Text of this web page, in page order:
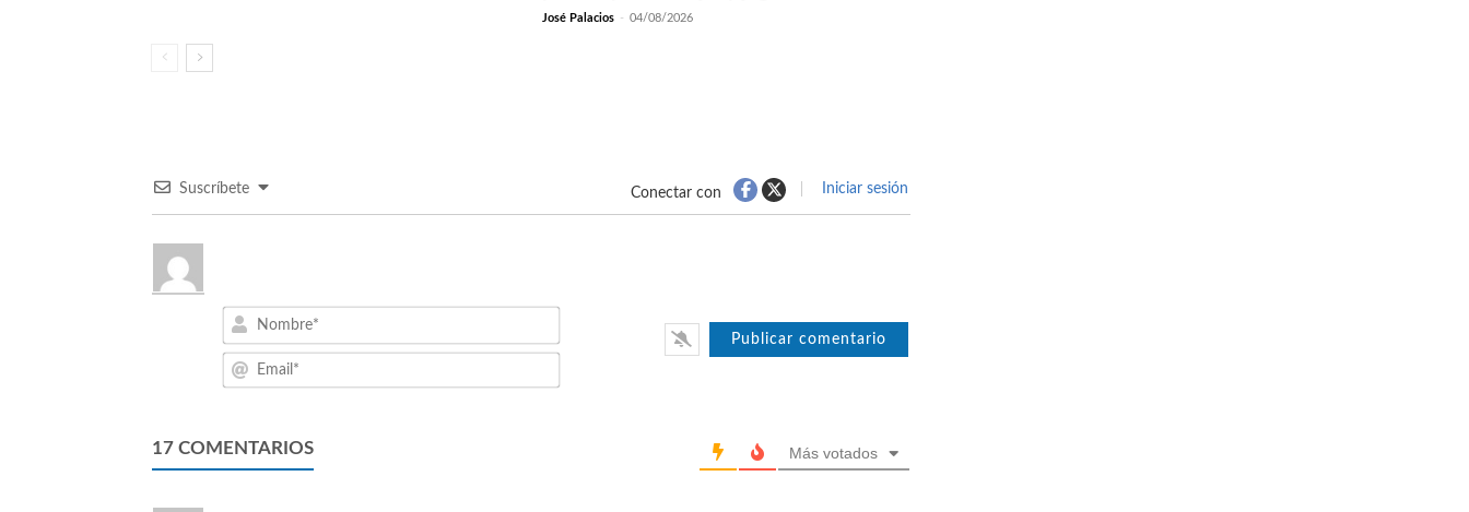
José Palacios - 04/08/2026
Suscríbete Conectar con Iniciar sesión
17 COMENTARIOS Más votados